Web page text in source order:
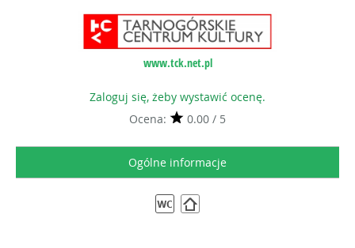
www.tck.net.pl
Zaloguj się, żeby wystawić ocenę.
Ocena:
0.00 / 5
Ogólne informacje